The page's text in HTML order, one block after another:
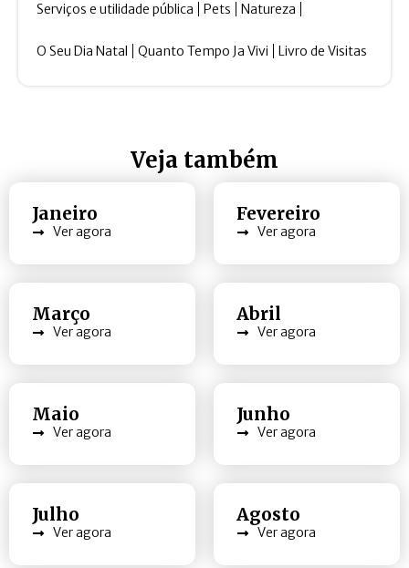
Serviços e utilidade pública Pets Natureza
O Seu Dia Natal Quanto Tempo Ja Vivi Livro de Visitas
Veja também
Janeiro
Ver agora
Fevereiro
Ver agora
Março
Ver agora
Abril
Ver agora
Maio
Ver agora
Junho
Ver agora
Julho
Ver agora
Agosto
Ver agora